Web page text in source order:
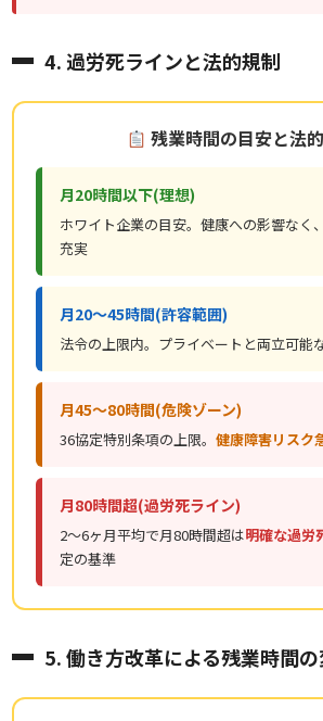
4. 過労死ラインと法的規制
残業時間の目安と法
月20時間以下(理想)
ホワイト企業の目安。健康への影響なく
充実
月20〜45時間(許容範囲)
法令の上限内。プライベートと両立可能
月45〜80時間(危険ゾーン)
36協定特別条項の上限。健康障害リスク
月80時間超(過労死ライン)
2〜6ヶ月平均で月80時間超は明確な過労
定の基準
5. 働き方改革による残業時間